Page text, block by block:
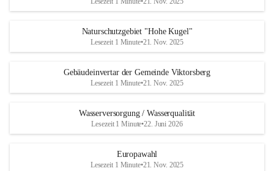
Naturschutzgebiet "Hohe Kugel"
Lesezeit 1 Minute•21. Nov. 2025
Gebäudeinvertar der Gemeinde Viktorsberg
Lesezeit 1 Minute•21. Nov. 2025
Wasserversorgung / Wasserqualität
Lesezeit 1 Minute•22. Juni 2026
Europawahl
Lesezeit 1 Minute•21. Nov. 2025